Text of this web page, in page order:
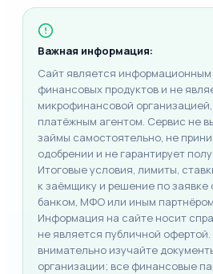
Важная информация:
Сайт является информационным
финансовых продуктов и не
микрофинансовой
платёжным агентом. Сервис не
займы самостоятельно, не
одобрении и не гарантирует
Итоговые условия, лимиты,
к заёмщику и решение по
банком, МФО или иным
Информация на сайте носит
не является публичной
внимательно изучайте
организации; все финансовые